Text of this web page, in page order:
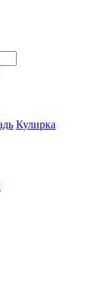
Кулирка